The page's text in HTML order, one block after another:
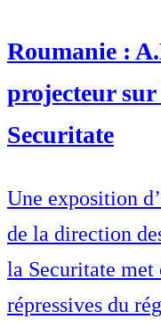
Roumanie :
projecteur sur
Securitate
Une exposition
de la direction
la Securitate met
répressives du